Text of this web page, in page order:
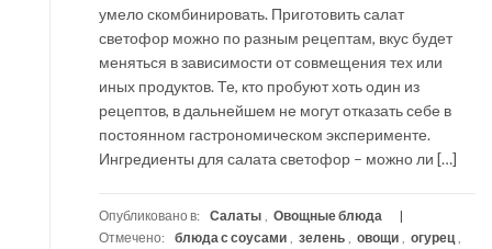
умело скомбинировать. Приготовить салат
светофор можно по разным рецептам, вкус будет
меняться в зависимости от совмещения тех или
иных продуктов. Те, кто пробуют хоть один из
рецептов, в дальнейшем не могут отказать себе в
постоянном гастрономическом эксперименте.
Ингредиенты для салата светофор – можно ли […]
Опубликовано в: Салаты , Овощные блюда
Отмечено:
блюда с соусами , зелень , овощи , огурец ,